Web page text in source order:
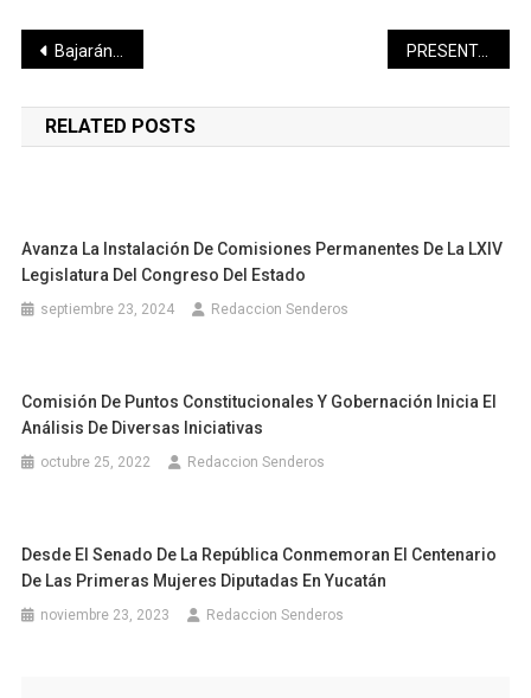
Navegación
de
entradas
Bajarán las temperaturas en el estado: Procivy PRESENTAN LA CARRERA CONTRA LA OBESIDAD «POR UN PESO SALUDABLE»
RELATED POSTS
Avanza La Instalación De Comisiones Permanentes De La LXIV
Legislatura Del Congreso Del Estado
septiembre 23, 2024 Redaccion Senderos
Comisión De Puntos Constitucionales Y Gobernación Inicia El
Análisis De Diversas Iniciativas
octubre 25, 2022 Redaccion Senderos
Desde El Senado De La República Conmemoran El Centenario
De Las Primeras Mujeres Diputadas En Yucatán
noviembre 23, 2023 Redaccion Senderos